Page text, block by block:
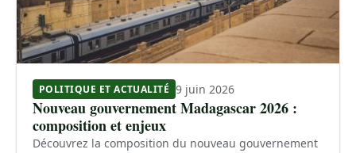
POLITIQUE ET ACTUALITÉ 9 juin 2026
Nouveau gouvernement Madagascar 2026 :
composition et enjeux
Découvrez la composition du nouveau gouvernement